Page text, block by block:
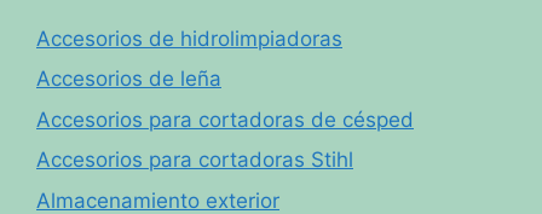
Accesorios de hidrolimpiadoras
Accesorios de leña
Accesorios para cortadoras de césped
Accesorios para cortadoras Stihl
Almacenamiento exterior